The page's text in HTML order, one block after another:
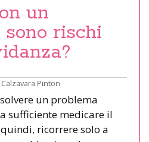
un
rischi
Pinton
un problema
sufficiente medicare il
ricorrere solo a